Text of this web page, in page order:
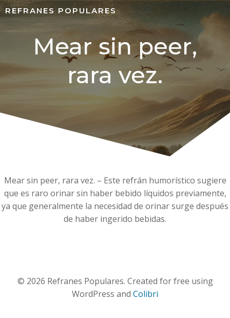
REFRANES POPULARES
Mear sin peer,
rara vez.
Mear sin peer, rara vez. – Este refrán humorístico sugiere
que es raro orinar sin haber bebido líquidos previamente,
ya que generalmente la necesidad de orinar surge después
de haber ingerido bebidas.
© 2026 Refranes Populares. Created for free using
WordPress and Colibri